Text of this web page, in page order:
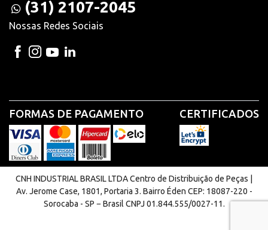
(31) 2107-2045
Nossas Redes Sociais
FORMAS DE PAGAMENTO CERTIFICADOS
CNH INDUSTRIAL BRASIL LTDA Centro de Distribuição de Peças |
Av. Jerome Case, 1801, Portaria 3. Bairro Éden CEP: 18087-220 -
Sorocaba - SP − Brasil CNPJ 01.844.555/0027-11.